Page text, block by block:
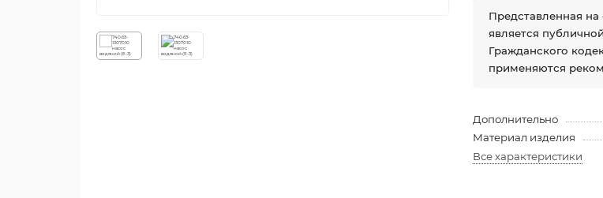
Представленная
является
Гражданского
применяются
Дополнительно
Материал изделия
Все характеристики